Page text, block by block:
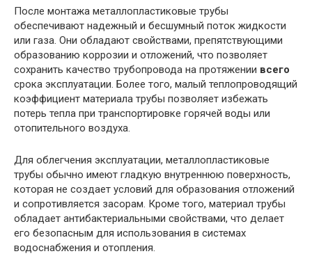
После монтажа металлопластиковые трубы
обеспечивают надежный и бесшумный поток жидкости
или газа. Они обладают свойствами, препятствующими
образованию коррозии и отложений, что позволяет
сохранить качество трубопровода на протяжении всего
срока эксплуатации. Более того, малый теплопроводящий
коэффициент материала трубы позволяет избежать
потерь тепла при транспортировке горячей воды или
отопительного воздуха.
Для облегчения эксплуатации, металлопластиковые
трубы обычно имеют гладкую внутреннюю поверхность,
которая не создает условий для образования отложений
и сопротивляется засорам. Кроме того, материал трубы
обладает антибактериальными свойствами, что делает
его безопасным для использования в системах
водоснабжения и отопления.